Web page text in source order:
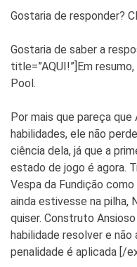
Gostaria de responder?
Gostaria de saber a
title=”AQUI!”] Em
Pool.
Por mais que pareça
habilidades, ele não
ciência dela, já que a
estado de jogo é agora.
Vespa da Fundição
ainda estivesse na pilha,
quiser. Construto
habilidade resolver e
penalidade é aplicada [/